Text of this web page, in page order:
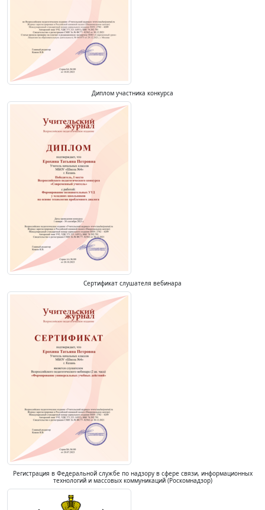
Диплом участника конкурса
Сертификат слушателя вебинара
Регистрация в Федеральной службе по надзору в сфере связи, информационных
технологий и массовых коммуникаций (Роскомнадзор)